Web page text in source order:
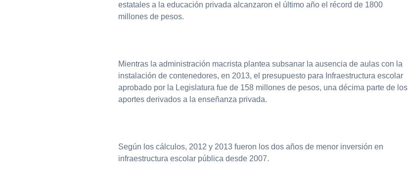
estatales a la educación privada alcanzaron el último año el récord de 1800
millones de pesos.
Mientras la administración macrista plantea subsanar la ausencia de aulas con la
instalación de contenedores, en 2013, el presupuesto para Infraestructura escolar
aprobado por la Legislatura fue de 158 millones de pesos, una décima parte de los
aportes derivados a la enseñanza privada.
Según los cálculos, 2012 y 2013 fueron los dos años de menor inversión en
infraestructura escolar pública desde 2007.